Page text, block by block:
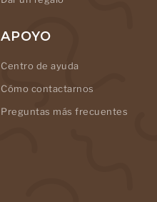
APOYO
Centro de ayuda
Cómo contactarnos
Preguntas más frecuentes